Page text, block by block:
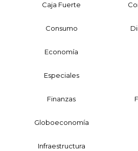
Caja Fuerte
Consumo
Economía
Especiales
Finanzas
Globoeconomía
Infraestructura